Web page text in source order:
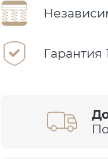
Гарантия